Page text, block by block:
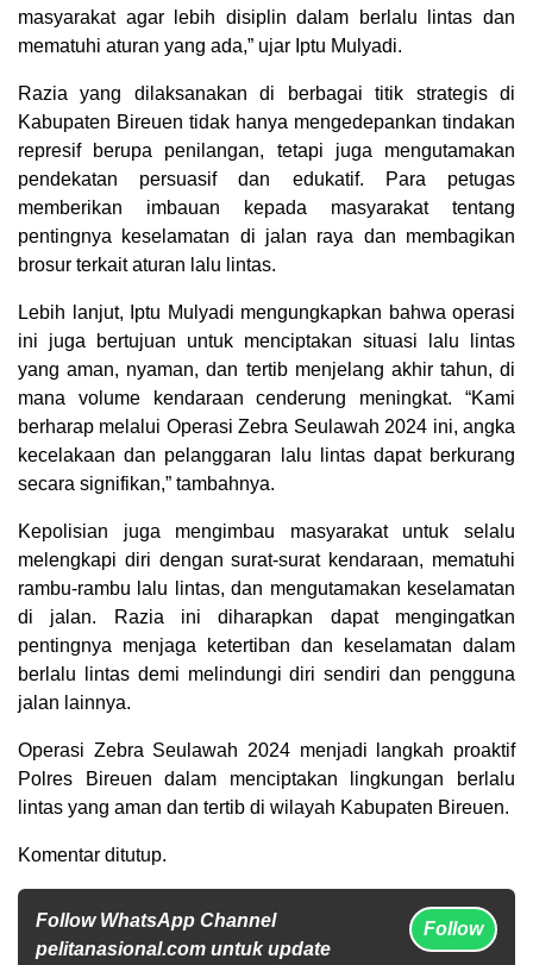
masyarakat agar lebih disiplin dalam berlalu lintas dan
mematuhi aturan yang ada,” ujar Iptu Mulyadi.
Razia yang dilaksanakan di berbagai titik strategis di
Kabupaten Bireuen tidak hanya mengedepankan tindakan
represif berupa penilangan, tetapi juga mengutamakan
pendekatan persuasif dan edukatif. Para petugas
memberikan imbauan kepada masyarakat tentang
pentingnya keselamatan di jalan raya dan membagikan
brosur terkait aturan lalu lintas.
Lebih lanjut, Iptu Mulyadi mengungkapkan bahwa operasi
ini juga bertujuan untuk menciptakan situasi lalu lintas
yang aman, nyaman, dan tertib menjelang akhir tahun, di
mana volume kendaraan cenderung meningkat. “Kami
berharap melalui Operasi Zebra Seulawah 2024 ini, angka
kecelakaan dan pelanggaran lalu lintas dapat berkurang
secara signifikan,” tambahnya.
Kepolisian juga mengimbau masyarakat untuk selalu
melengkapi diri dengan surat-surat kendaraan, mematuhi
rambu-rambu lalu lintas, dan mengutamakan keselamatan
di jalan. Razia ini diharapkan dapat mengingatkan
pentingnya menjaga ketertiban dan keselamatan dalam
berlalu lintas demi melindungi diri sendiri dan pengguna
jalan lainnya.
Operasi Zebra Seulawah 2024 menjadi langkah proaktif
Polres Bireuen dalam menciptakan lingkungan berlalu
lintas yang aman dan tertib di wilayah Kabupaten Bireuen.
Komentar ditutup.
Follow WhatsApp Channel
pelitanasional.com untuk update
Follow